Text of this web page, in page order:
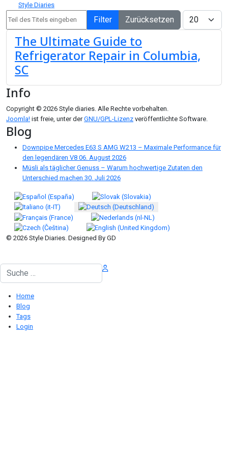
Style Diaries
Filter Zurücksetzen
Anzeige #
The Ultimate Guide to
Refrigerator Repair in Columbia,
SC
Info
Copyright © 2026 Style diaries. Alle Rechte vorbehalten.
Joomla! ist freie, unter derGNU/GPL-Lizenz veröffentlichte Software.
Blog
Downpipe Mercedes E63 S AMG W213 – Maximale Performance für
den legendären V8 06. August 2026
Müsli als täglicher Genuss – Warum hochwertige Zutaten den
Unterschied machen 30. Juli 2026
Sprache auswählen
© 2026 Style Diaries. Designed By GD
Suchen
Home
Blog
Tags
Login